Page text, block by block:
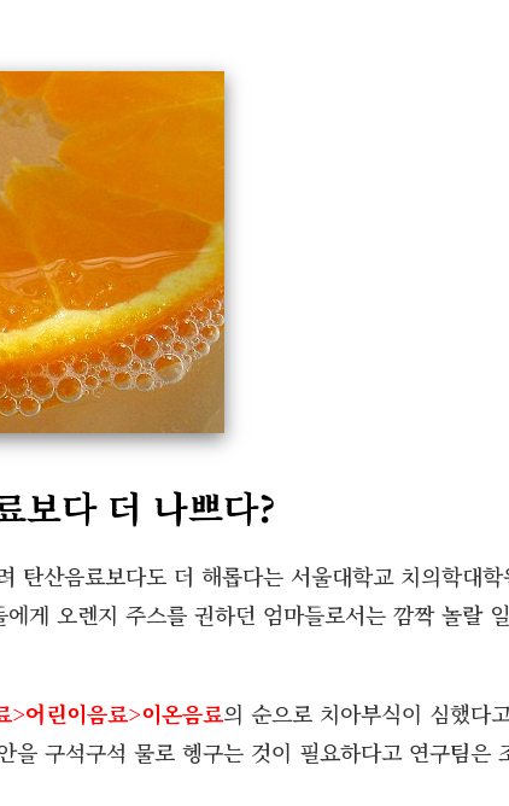
보다 더 나쁘다?
탄산음료보다도 더 해롭다는 서울대학교 치의학대학
게 오렌지 주스를 권하던 엄마들로서는 깜짝 놀랄 일
>어린이음료>이온음료의 순으로 치아부식이 심했다
구석구석 물로 헹구는 것이 필요하다고 연구팀은